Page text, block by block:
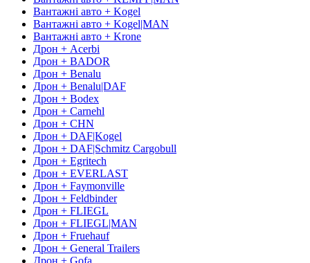
Вантажні авто + Kogel
Вантажні авто + Kogel|MAN
Вантажні авто + Krone
Дрон + Acerbi
Дрон + BADOR
Дрон + Benalu
Дрон + Benalu|DAF
Дрон + Bodex
Дрон + Carnehl
Дрон + CHN
Дрон + DAF|Kogel
Дрон + DAF|Schmitz Cargobull
Дрон + Egritech
Дрон + EVERLAST
Дрон + Faymonville
Дрон + Feldbinder
Дрон + FLIEGL
Дрон + FLIEGL|MAN
Дрон + Fruehauf
Дрон + General Trailers
Дрон + Gofa